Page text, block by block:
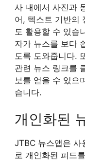
사 내에서 사진과
어, 텍스트 기반의
도 활용할 수 있습
자가 뉴스를 보다
도록 도와줍니다.
관련 뉴스 링크를
보를 얻을 수 있으
습니다.
개인화된
JTBC 뉴스앱은 사
로 개인화된 피드